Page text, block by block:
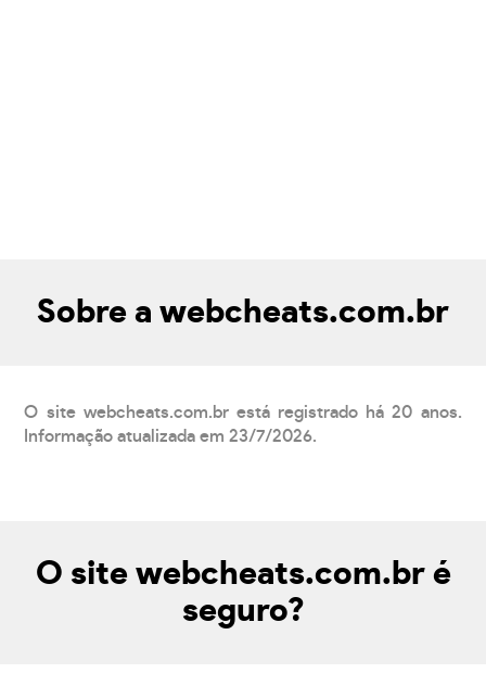
Sobre a webcheats.com.br
O site webcheats.com.br está registrado há 20 anos.
Informação atualizada em 23/7/2026.
O site webcheats.com.br é
seguro?